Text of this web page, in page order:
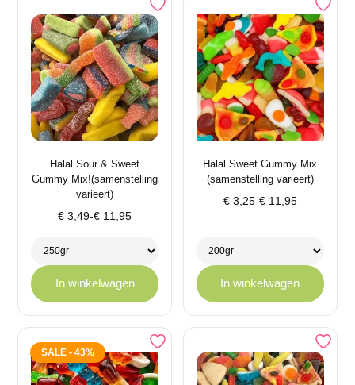
Halal Sour & Sweet
Gummy Mix!(samenstelling
varieert)
€ 3,49-€ 11,95
Prijsklasse:
tot
€ 11,95
In winkelwagen
Halal Sweet Gummy Mix
(samenstelling varieert)
€3,25-€11,95
Prijsklasse:
€ 11,95
In winkelwagen
SALE - 43%